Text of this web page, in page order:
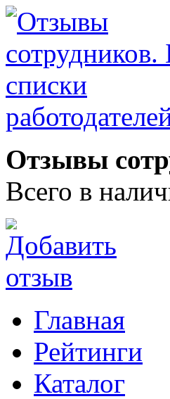
Отзывы
Всего в
Главная
Рейтинги
Каталог